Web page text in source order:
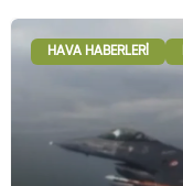
HAVA HABERLERI
Deniz Haberleri